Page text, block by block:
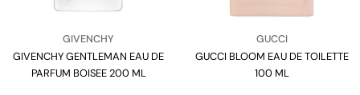
Venditore:
GIVENCHY
Tipo:
GIVENCHY GENTLEMAN EAU DE
PARFUM BOISEE 200 ML
Venditore:
GUCCI
Tipo:
GUCCI BLOOM EAU DE TOILETTE
100 ML